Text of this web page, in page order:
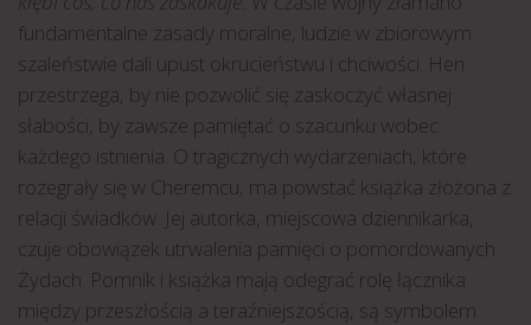
fundamentalne zasady moralne, ludzie w zbiorowym
szaleństwie dali upust okrucieństwu i chciwości. Hen
przestrzega, by nie pozwolić się zaskoczyć własnej
słabości, by zawsze pamiętać o szacunku wobec
każdego istnienia. O tragicznych wydarzeniach, które
rozegrały się w Cheremcu, ma powstać książka złożona z
relacji świadków. Jej autorka, miejscowa dziennikarka,
czuje obowiązek utrwalenia pamięci o pomordowanych
Żydach. Pomnik i książka mają odegrać rolę łącznika
między przeszłością a teraźniejszością, są symbolem